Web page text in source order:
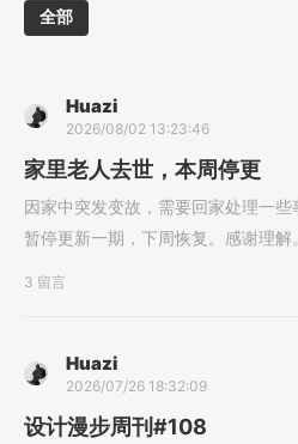
全部
Huazi
2026/08/02 13:23:46
家里老人去世，本周停更
因家中突发变故，需要回家处理一
暂停更新一期，下周恢复。感谢理解。
3 留言
Huazi
2026/07/26 18:32:09
设计漫步周刊#108